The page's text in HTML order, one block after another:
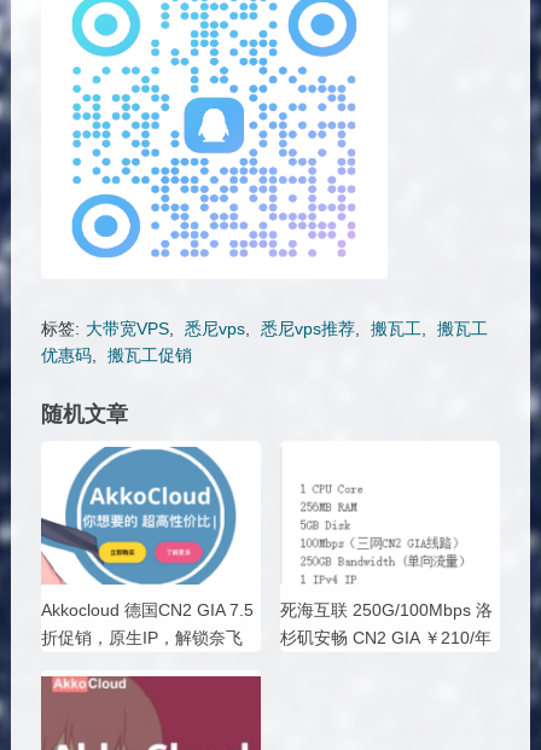
标签: 大带宽VPS, 悉尼vps, 悉尼vps推荐, 搬瓦工
搬瓦工
优惠码, 搬瓦工促销
随机文章
Akkocloud 德国CN2 GIA 7.5
折促销，原生IP，解锁奈飞
死海互联 250G/100Mbps 洛
杉矶安畅 CN2 GIA ￥210/年